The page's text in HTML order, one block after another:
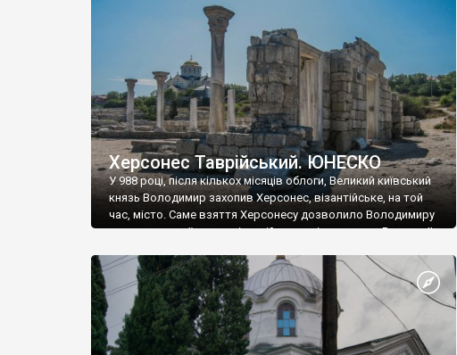
візантійської доби. Раритети викрадені з фондів об’єкту
культурної спадщини ЮНЕСКО «Херсонеса Таврійського».
Офіційно – на виставку «Золото Візантії», але експерти та
влада в Україні вважають це лише […]
Херсонес Таврійський. ЮНЕСКО
У 988 році, після кількох місяців облоги, Великий київський
князь Володимир захопив Херсонес, візантійське, на той
час, місто. Саме взяття Херсонесу дозволило Володимиру
диктувати свої умови візантійському імператору Василю ІІ,
Херсонесі Володимир-язичник, став Василем-
християнином. А потім було Хрещення Русі. На честь
Херсонесу Таврійського названо місто […]